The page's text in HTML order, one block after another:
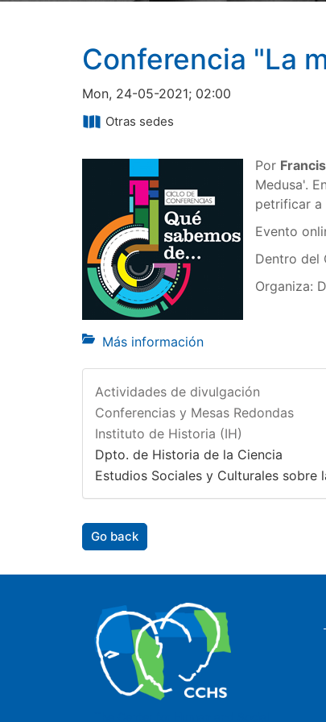
Conferencia "La
Mon, 24-05-2021; 02:00
Otras sedes
Por
Medusa'.
petrificar a
Evento
Dentro del
Organiza:
Más información
Actividades de divulgación
Conferencias y Mesas Redondas
Instituto de Historia (IH)
Dpto. de Historia de la Ciencia
Estudios Sociales y Culturales sobre
Go back